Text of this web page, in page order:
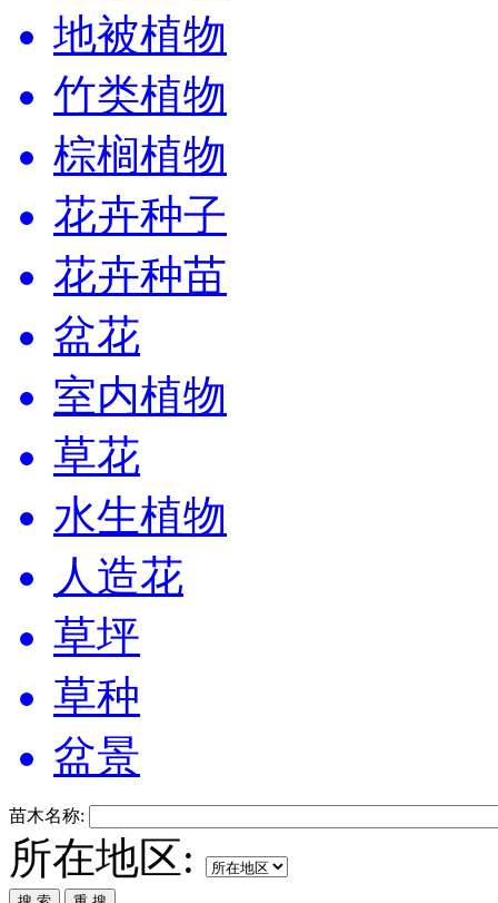
地被植物
竹类植物
棕榈植物
花卉种子
花卉种苗
盆花
室内植物
草花
水生植物
人造花
草坪
草种
盆景
苗木名称:
所在地区: